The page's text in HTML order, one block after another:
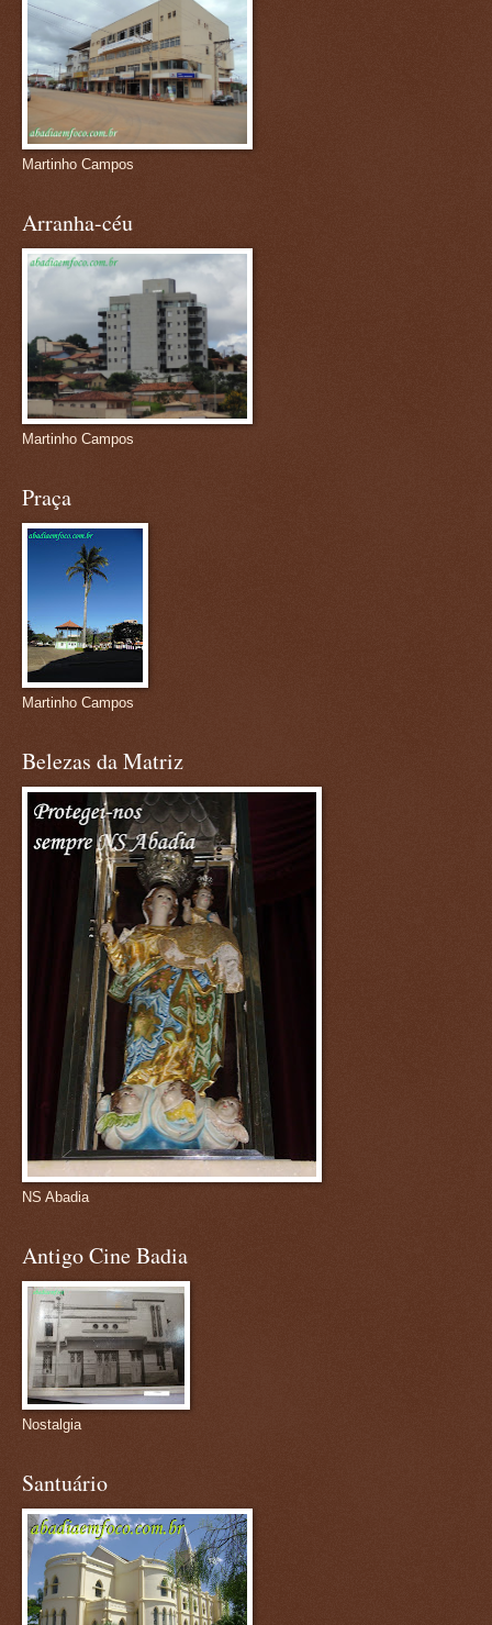
Martinho Campos
Arranha-céu
Martinho Campos
Praça
Martinho Campos
Belezas da Matriz
NS Abadia
Antigo Cine Badia
Nostalgia
Santuário